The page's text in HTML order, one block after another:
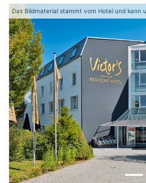
Das Bildmaterial stammt vom Hotel und kann
Zurück